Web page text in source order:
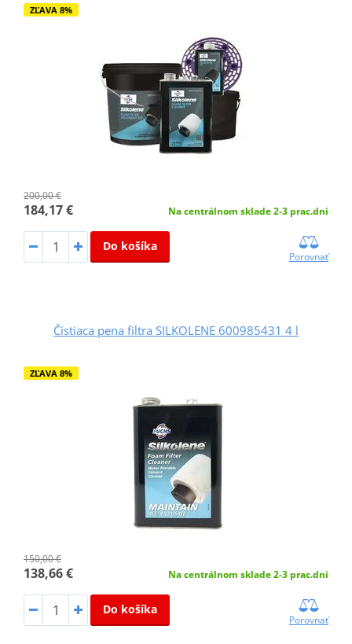
ZĽAVA 8%
200,00 €
184,17 € Na centrálnom sklade 2-3 prac.dni
Do košíka
Porovnať
Čistiaca pena filtra SILKOLENE 600985431 4 l
ZĽAVA 8%
150,00 €
138,66 € Na centrálnom sklade 2-3 prac.dni
Do košíka
Porovnať